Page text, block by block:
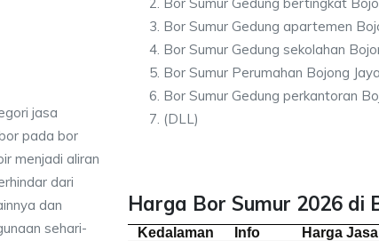
jasa
pada bor
menjadi aliran
dari
dan
sehari-
Bor Sumur Gedung apartemen
Bor Sumur Gedung sekolahan
Bor Sumur Perumahan Bojong Jaya
Bor Sumur Gedung perkantoran
(DLL)
Harga Bor Sumur 2026 di
Kedalaman Info
Harga Jasa